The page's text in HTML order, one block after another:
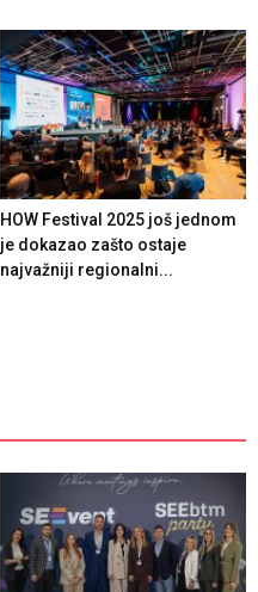
HOW Festival 2025 još jednom
je dokazao zašto ostaje
najvažniji regionalni...